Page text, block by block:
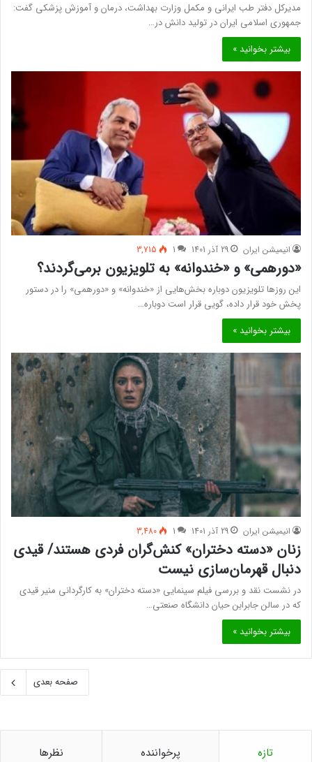
مدیرکل دفتر طب ایرانی و مکمل وزارت بهداشت، درمان و آموزش پزشکی گفت:
جمهوری اسلامی ایران در تولید دانش در…
بیشتر بخوانید »
انیمیشن ایران 29 آذر 1401 1
3,715
«دورهمی» و «خندوانه» به تلویزیون برمی‌گردند؟
این روزها تلویزیون دوباره بخش‌هایی از «خندوانه» و «دورهمی» را در دستور
پخش خود قرار داده، گویی قرار است دوباره…
بیشتر بخوانید »
انیمیشن ایران 29 آذر 1401 1
3,480
زنان «دسته دختران» کنش‌گران فردی هستند/ قیدی
دنبال قهرمان‌سازی نیست
در نشست نقد و بررسی فیلم سینمایی «دسته دختران» به کارگردانی منیر قیدی
که در سالن جابرابن حیان دانشگاه صنعتی…
بیشتر بخوانید »
صفحه بعدی
تازه پرخواننده نظرها